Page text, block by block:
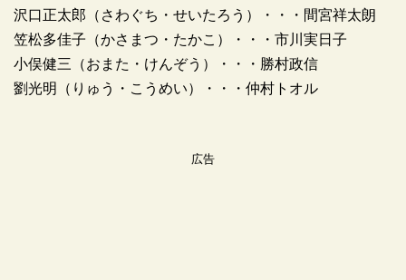
沢口正太郎（さわぐち・せいたろう）・・・間宮祥太朗
笠松多佳子（かさまつ・たかこ）・・・市川実日子
小俣健三（おまた・けんぞう）・・・勝村政信
劉光明（りゅう・こうめい）・・・仲村トオル
広告